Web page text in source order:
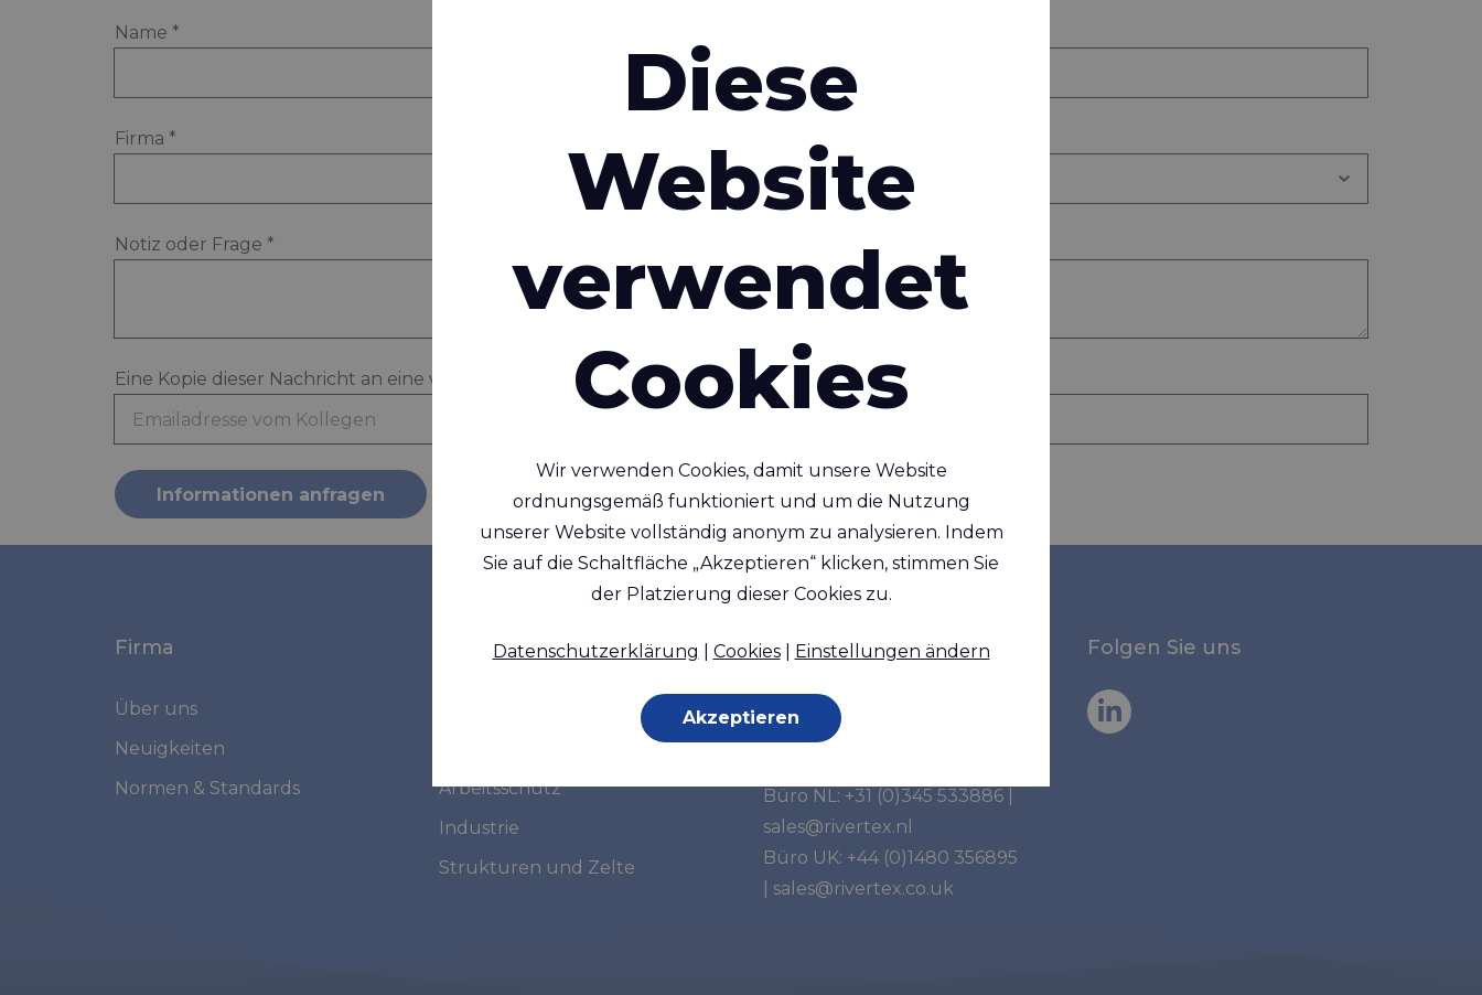
Name *
Firma *
Notiz oder Frage *
Eine Kopie dieser Nachricht an eine weitere Person senden
Informationen anfragen
Firma
Über uns
Neuigkeiten
Normen & Standards
Marktsegmente
Arbeitsschutz
Industrie
Strukturen und Zelte
Haben Sie weitere
Kontaktieren Sie uns:
Büro NL: +31 (0)345 533886
sales@rivertex.nl
Büro UK: +44 (0)1480 356895
sales@rivertex.co.uk
Folgen Sie uns
Diese
Website
verwendet
Cookies
Wir verwenden Cookies, damit unsere Website
ordnungsgemäß funktioniert und um die Nutzung
unserer Website vollständig anonym zu analysieren. Indem
Sie auf die Schaltfläche „Akzeptieren“ klicken, stimmen Sie
der Platzierung dieser Cookies zu.
Datenschutzerklärung Cookies| Einstellungen ändern
Akzeptieren